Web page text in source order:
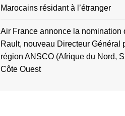
Marocains résidant à l’étranger
Air France annonce la nomination
Rault, nouveau Directeur Général
région ANSCO (Afrique du Nord,
Côte Ouest